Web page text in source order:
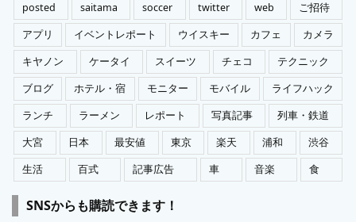
posted
saitama soccer twitter web
ご招待
アプリ
イベントレポート ウイスキー カフェ
カメラ
キヤノン
ケータイ スイーツ チェコ
テクニック
ブログ
ホテル・宿 モニター モバイル
ライフハック
ランチ
ラーメン レポート 写真記事
列車・鉄道
大宮
日本 最安値 東京 楽天 浦和
渋谷
生活
百式 記事広告 車 音楽 食
SNSからも購読できます！